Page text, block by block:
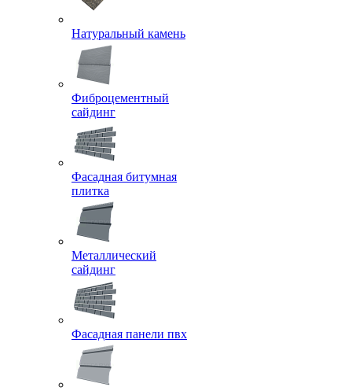
Натуральный камень
Фиброцементный
сайдинг
Фасадная битумная
плитка
Металлический
сайдинг
Фасадная панели пвх